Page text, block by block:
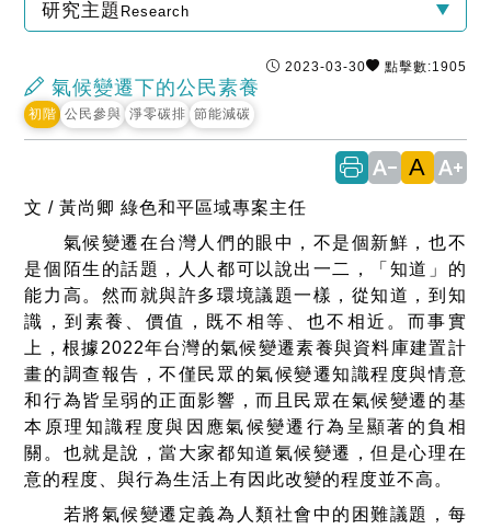
研究主題 Research
2023-03-30 點擊數:1905
氣候變遷下的公民素養
初階 公民參與 淨零碳排 節能減碳
text_decrease A text_increase
文 / 黃尚卿 綠色和平區域專案主任
氣候變遷在台灣人們的眼中，不是個新鮮，也不
是個陌生的話題，人人都可以說出一二，「知道」的
能力高。然而就與許多環境議題一樣，從知道，到知
識，到素養、價值，既不相等、也不相近。而事實
上，根據2022年台灣的氣候變遷素養與資料庫建置計
畫的調查報告，不僅民眾的氣候變遷知識程度與情意
和行為皆呈弱的正面影響，而且民眾在氣候變遷的基
本原理知識程度與因應氣候變遷行為呈顯著的負相
關。也就是說，當大家都知道氣候變遷，但是心理在
意的程度、與行為生活上有因此改變的程度並不高。
若將氣候變遷定義為人類社會中的困難議題，每